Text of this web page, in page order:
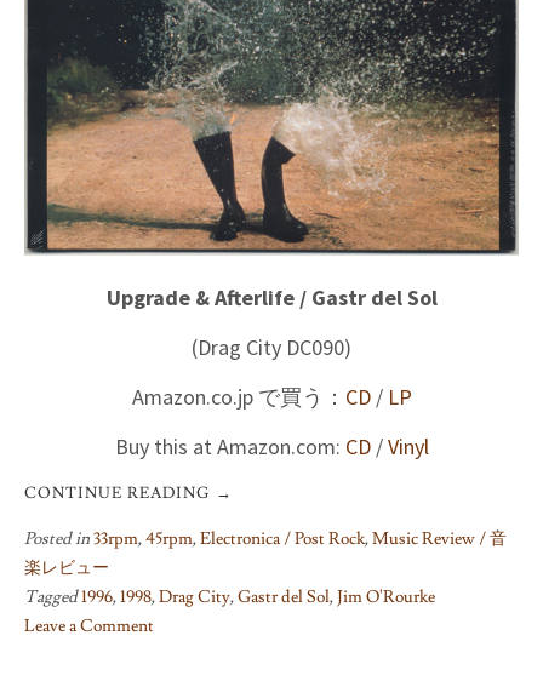
Upgrade & Afterlife / Gastr del Sol
(Drag City DC090)
Amazon.co.jp で買う： CD/ LP
Buy this at Amazon.com: CD/Vinyl
CONTINUE READING →
Posted in33rpm,45rpm,Electronica / Post Rock,Music Review / 音
楽レビュー
Tagged1996,1998,Drag City,Gastr del Sol,Jim O'Rourke
Leave a Comment